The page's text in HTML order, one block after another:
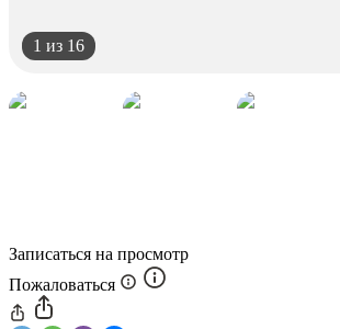
1 из 16
Записаться на просмотр
Пожаловаться